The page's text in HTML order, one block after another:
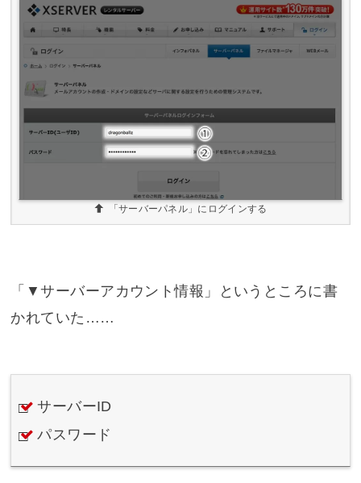
「サーバーパネル」にログインする
「▼サーバーアカウント情報」というところに書
かれていた……
サーバーID
パスワード